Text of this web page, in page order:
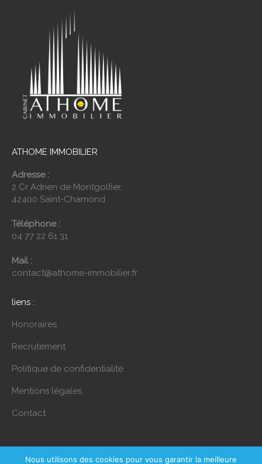
ATHOME IMMOBILIER
Adresse :
2 Cr Adrien de Montgolfier,
42400 Saint-Chamond
Téléphone :
04 77 22 61 31
Mail :
contact@athome-immobilier.fr
liens :
Honoraires
Recrutement
Politique de confidentialité
Mentions légales
Contact
Nous utilisons des cookies pour vous garantir la meilleure